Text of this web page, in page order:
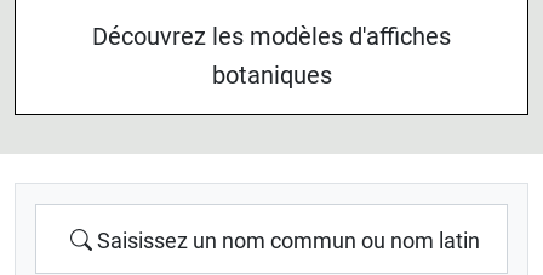
Découvrez les modèles d'affiches
botaniques
Saisissez un nom commun ou nom latin